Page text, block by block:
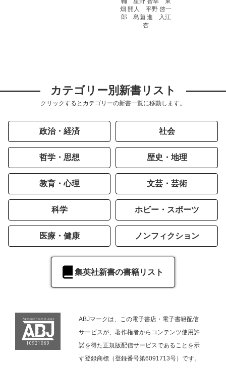
畑 開人 平野 啓一
郎 島薗 進 入江
杏
カテゴリー別新書リスト
クリックするとカテゴリーの新書一覧に移動します。
政治・経済 社会
哲学・思想 歴史・地理
教育・心理 文芸・芸術
科学 ホビー・スポーツ
医療・健康 ノンフィクション
集英社新書の書籍リスト
ABJマークは、この電子書店・電子書籍配信
サービスが、著作権者からコンテンツ使用許
諾を得た正規版配信サービスであることを示
す登録商標（登録番号第6091713号）です。